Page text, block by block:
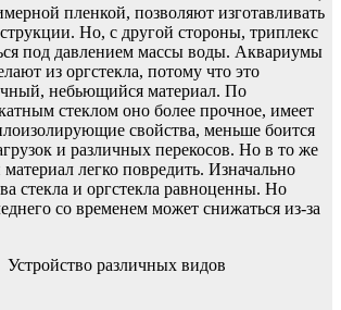
пленкой, позволяют изготавливать
Но, с другой стороны, триплекс
под давлением массы воды. Аквариумы
из оргстекла, потому что это
небьющийся материал. По
стеклом оно более прочное, имеет
свойства, меньше боится
и различных перекосов. Но в то же
легко повредить. Изначально
стекла и оргстекла равноценны. Но
со временем может снижаться из-за
Устройство различных видов